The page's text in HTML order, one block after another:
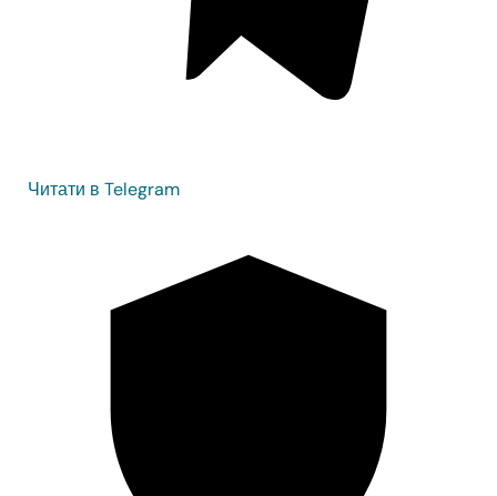
Читати в Telegram